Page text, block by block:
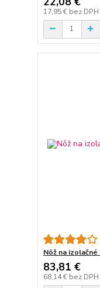
17,95 € bez DPH
Nôž na
83,81 €
68,14 € bez DPH